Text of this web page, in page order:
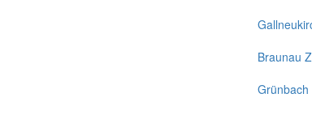
Braunau
Grünbach